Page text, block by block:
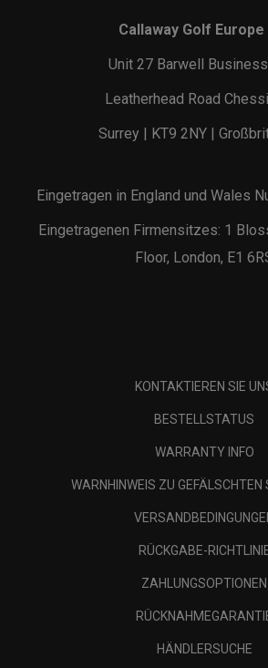
Callaway Golf Europe
Unit 27 Barwell
Leatherhead Road
Surrey | KT9 2NY |
Eingetragen in England und Wales
Eingetragenen Firmensitzes: 1
Floor, London, E1
KONTAKTIEREN SIE
BESTELLSTATUS
WARRANTY INFO
WARNHINWEIS ZU GEFÄLSCHTEN
RÜCKGABE-
ZAHLUNGSOPTIONEN
HÄNDLERSUCHE